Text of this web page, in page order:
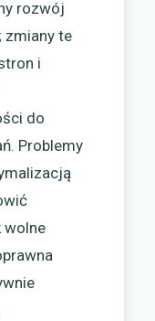
rozwój
zmiany te
i
do
Problemy
wolne